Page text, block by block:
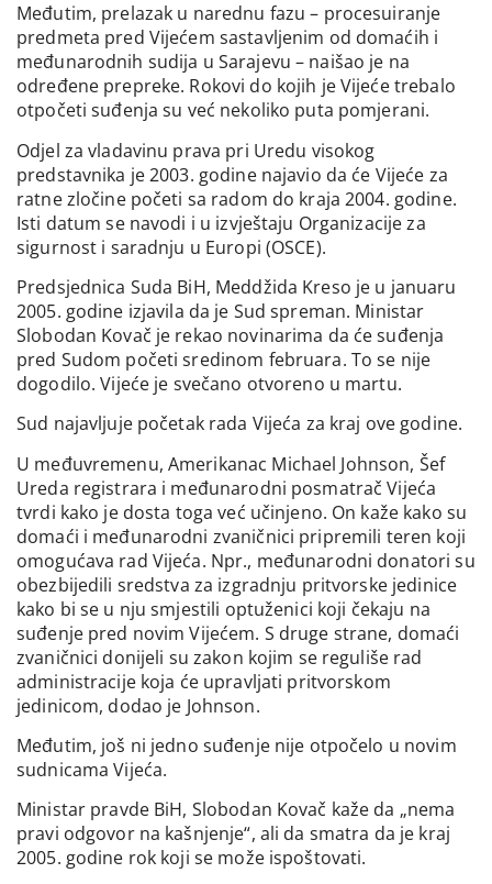
Međutim, prelazak u narednu fazu – procesuiranje
predmeta pred Vijećem sastavljenim od domaćih i
međunarodnih sudija u Sarajevu – naišao je na
određene prepreke. Rokovi do kojih je Vijeće trebalo
otpočeti suđenja su već nekoliko puta pomjerani.
Odjel za vladavinu prava pri Uredu visokog
predstavnika je 2003. godine najavio da će Vijeće za
ratne zločine početi sa radom do kraja 2004. godine.
Isti datum se navodi i u izvještaju Organizacije za
sigurnost i saradnju u Europi (OSCE).
Predsjednica Suda BiH, Meddžida Kreso je u januaru
2005. godine izjavila da je Sud spreman. Ministar
Slobodan Kovač je rekao novinarima da će suđenja
pred Sudom početi sredinom februara. To se nije
dogodilo. Vijeće je svečano otvoreno u martu.
Sud najavljuje početak rada Vijeća za kraj ove godine.
U međuvremenu, Amerikanac Michael Johnson, Šef
Ureda registrara i međunarodni posmatrač Vijeća
tvrdi kako je dosta toga već učinjeno. On kaže kako su
domaći i međunarodni zvaničnici pripremili teren koji
omogućava rad Vijeća. Npr., međunarodni donatori su
obezbijedili sredstva za izgradnju pritvorske jedinice
kako bi se u nju smjestili optuženici koji čekaju na
suđenje pred novim Vijećem. S druge strane, domaći
zvaničnici donijeli su zakon kojim se reguliše rad
administracije koja će upravljati pritvorskom
jedinicom, dodao je Johnson.
Međutim, još ni jedno suđenje nije otpočelo u novim
sudnicama Vijeća.
Ministar pravde BiH, Slobodan Kovač kaže da „nema
pravi odgovor na kašnjenje“, ali da smatra da je kraj
2005. godine rok koji se može ispoštovati.